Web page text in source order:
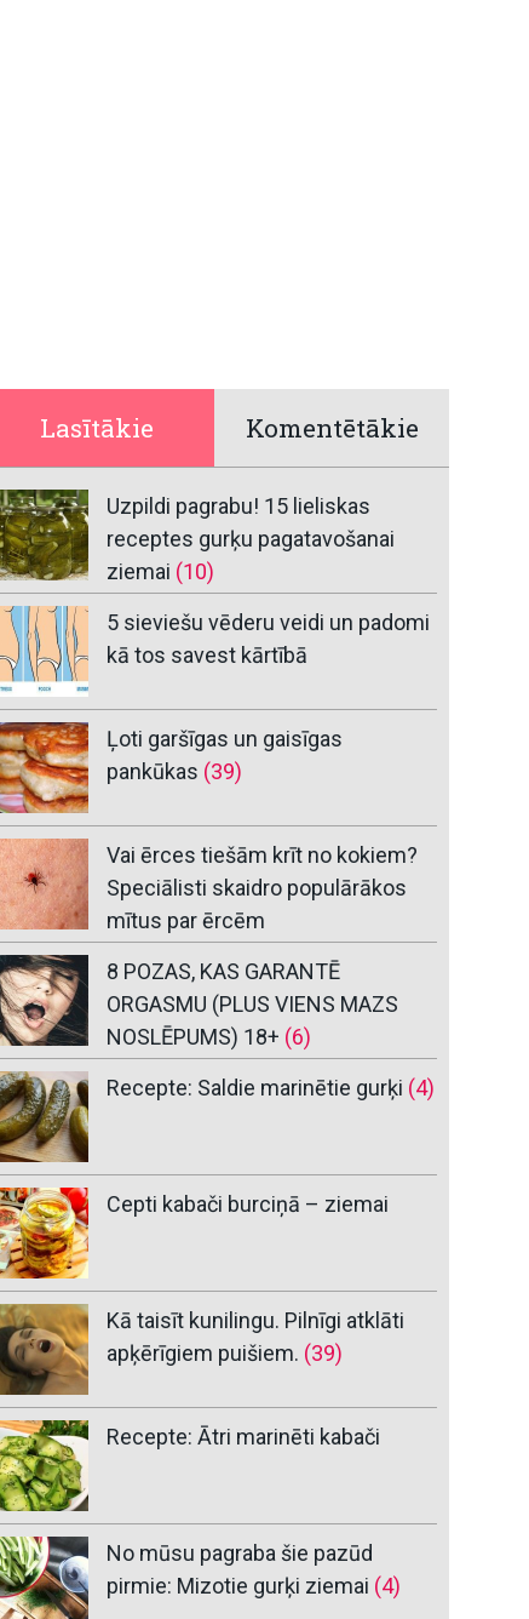
Lasītākie Komentētākie
Uzpildi pagrabu! 15 lieliskas
receptes gurķu pagatavošanai
ziemai (10)
5 sieviešu vēderu veidi un padomi
kā tos savest kārtībā
Ļoti garšīgas un gaisīgas
pankūkas (39)
Vai ērces tiešām krīt no kokiem?
Speciālisti skaidro populārākos
mītus par ērcēm
8 POZAS, KAS GARANTĒ
ORGASMU (PLUS VIENS MAZS
NOSLĒPUMS) 18+ (6)
Recepte: Saldie marinētie gurķi (4)
Cepti kabači burciņā – ziemai
Kā taisīt kunilingu. Pilnīgi atklāti
apķērīgiem puišiem. (39)
Recepte: Ātri marinēti kabači
No mūsu pagraba šie pazūd
pirmie: Mizotie gurķi ziemai (4)